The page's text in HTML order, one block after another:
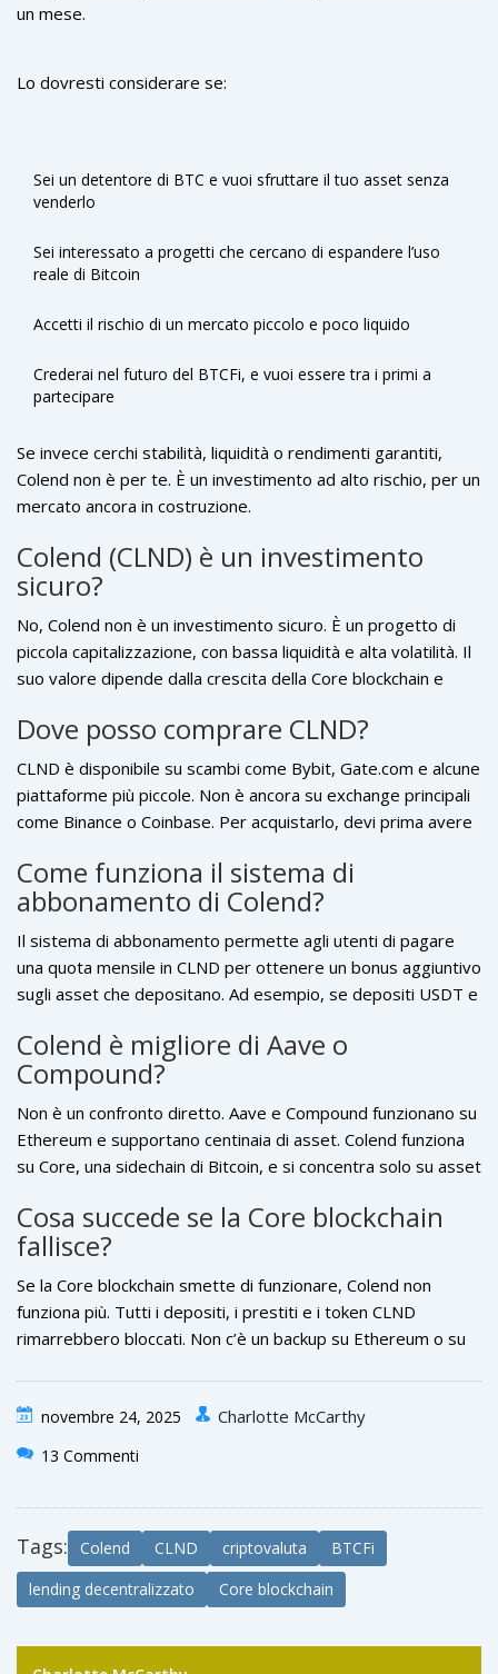
un mese.
Lo dovresti considerare se:
Sei un detentore di BTC e vuoi sfruttare il tuo asset senza
venderlo
Sei interessato a progetti che cercano di espandere l’uso
reale di Bitcoin
Accetti il rischio di un mercato piccolo e poco liquido
Crederai nel futuro del BTCFi, e vuoi essere tra i primi a
partecipare
Se invece cerchi stabilità, liquidità o rendimenti garantiti,
Colend non è per te. È un investimento ad alto rischio, per un
mercato ancora in costruzione.
Colend (CLND) è un investimento
sicuro?
No, Colend non è un investimento sicuro. È un progetto di
piccola capitalizzazione, con bassa liquidità e alta volatilità. Il
suo valore dipende dalla crescita della Core blockchain e
offrire rendimenti elevati, ma anche perdite rapide. Solo chi
comprende i rischi del DeFi e del Bitcoin sidechain dovrebbe
considerarlo.
Dove posso comprare CLND?
CLND è disponibile su scambi come Bybit, Gate.com e alcune
piattaforme più piccole. Non è ancora su exchange principali
come Binance o Coinbase. Per acquistarlo, devi prima avere
Wallet o un wallet multi-chain che supporti la rete Core.
Assicurati di verificare sempre l’indirizzo ufficiale del token
Come funziona il sistema di
abbonamento di Colend?
Il sistema di abbonamento permette agli utenti di pagare
una quota mensile in CLND per ottenere un bonus aggiuntivo
sugli asset che depositano. Ad esempio, se depositi USDT e
ricompensa. È un modo per creare reddito ricorrente nel
DeFi, qualcosa di nuovo e non ancora visto su altre
stabile e meno dipendente dalle speculazioni.
Colend è migliore di Aave o
Compound?
Non è un confronto diretto. Aave e Compound funzionano su
Ethereum e supportano centinaia di asset. Colend funziona
su Core, una sidechain di Bitcoin, e si concentra solo su asset
un prestito, Colend è l’unica opzione. Se vuoi massima
liquidità e scelta, Aave è molto meglio. Dipende da cosa vuoi
Cosa succede se la Core blockchain
fallisce?
Se la Core blockchain smette di funzionare, Colend non
funziona più. Tutti i depositi, i prestiti e i token CLND
rimarrebbero bloccati. Non c’è un backup su Ethereum o su
La Core blockchain è ancora giovane e non ha la stessa
sicurezza di Bitcoin o Ethereum. È un rischio accettato da chi
novembre 24, 2025 Charlotte McCarthy
13 Commenti
Tags: Colend CLND criptovaluta
BTCFi
lending decentralizzato
Core blockchain